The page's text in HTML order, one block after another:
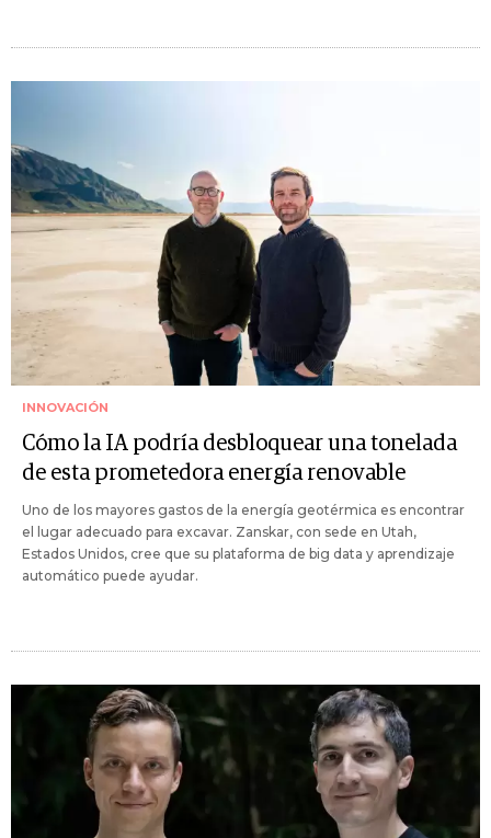
INNOVACIÓN
Cómo la IA podría desbloquear una tonelada
de esta prometedora energía renovable
Uno de los mayores gastos de la energía geotérmica es encontrar
el lugar adecuado para excavar. Zanskar, con sede en Utah,
Estados Unidos, cree que su plataforma de big data y aprendizaje
automático puede ayudar.